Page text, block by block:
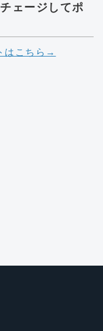
ェージしてポ
はこちら→